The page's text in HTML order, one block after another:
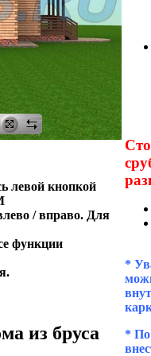
левой кнопкой
/ вправо. Для
функции
из бруса
*
*